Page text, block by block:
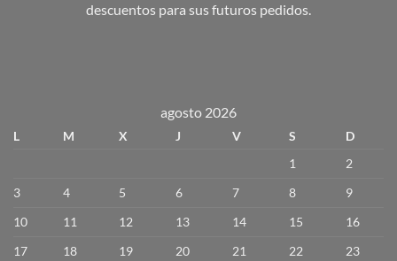
descuentos para sus futuros pedidos.
agosto 2026
L M X J V S
D
1
2
3
4 5 6 7 8
9
10
11 12 13 14 15
16
17
18 19 20 21 22
23